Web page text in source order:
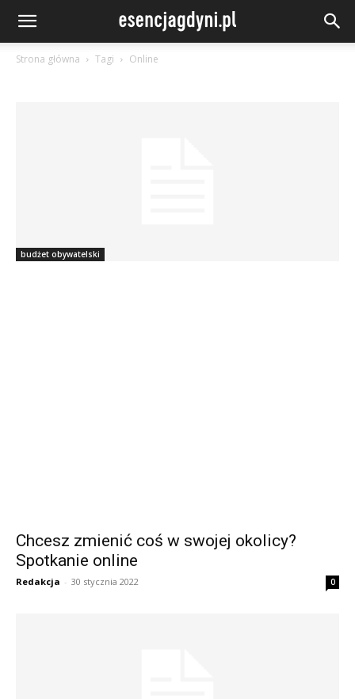
Strona główna Tagi Online
budżet obywatelski
Chcesz zmienić coś w swojej okolicy?
Spotkanie online
Redakcja - 30 stycznia 2022 0